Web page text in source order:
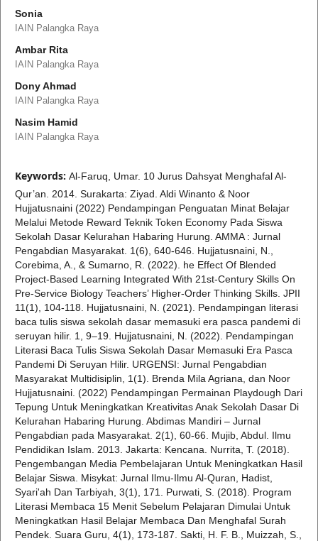
Sonia
IAIN Palangka Raya
Ambar Rita
IAIN Palangka Raya
Dony Ahmad
IAIN Palangka Raya
Nasim Hamid
IAIN Palangka Raya
Keywords: Al-Faruq, Umar. 10 Jurus Dahsyat Menghafal Al-
Qur’an. 2014. Surakarta: Ziyad. Aldi Winanto & Noor
Hujjatusnaini (2022) Pendampingan Penguatan Minat Belajar
Melalui Metode Reward Teknik Token Economy Pada Siswa
Sekolah Dasar Kelurahan Habaring Hurung. AMMA : Jurnal
Pengabdian Masyarakat. 1(6), 640-646. Hujjatusnaini, N.,
Corebima, A., & Sumarno, R. (2022). he Effect Of Blended
Project-Based Learning Integrated With 21st-Century Skills On
Pre-Service Biology Teachers’ Higher-Order Thinking Skills. JPII
11(1), 104-118. Hujjatusnaini, N. (2021). Pendampingan literasi
baca tulis siswa sekolah dasar memasuki era pasca pandemi di
seruyan hilir. 1, 9–19. Hujjatusnaini, N. (2022). Pendampingan
Literasi Baca Tulis Siswa Sekolah Dasar Memasuki Era Pasca
Pandemi Di Seruyan Hilir. URGENSI: Jurnal Pengabdian
Masyarakat Multidisiplin, 1(1). Brenda Mila Agriana, dan Noor
Hujjatusnaini. (2022) Pendampingan Permainan Playdough Dari
Tepung Untuk Meningkatkan Kreativitas Anak Sekolah Dasar Di
Kelurahan Habaring Hurung. Abdimas Mandiri – Jurnal
Pengabdian pada Masyarakat. 2(1), 60-66. Mujib, Abdul. Ilmu
Pendidikan Islam. 2013. Jakarta: Kencana. Nurrita, T. (2018).
Pengembangan Media Pembelajaran Untuk Meningkatkan Hasil
Belajar Siswa. Misykat: Jurnal Ilmu-Ilmu Al-Quran, Hadist,
Syari'ah Dan Tarbiyah, 3(1), 171. Purwati, S. (2018). Program
Literasi Membaca 15 Menit Sebelum Pelajaran Dimulai Untuk
Meningkatkan Hasil Belajar Membaca Dan Menghafal Surah
Pendek. Suara Guru, 4(1), 173-187. Sakti, H. F. B., Muizzah, S.,